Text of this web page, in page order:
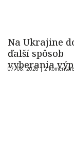
Na Ukrajine
ďalší spôsob
vyberania
07. 08. 2026 |2 komentáre